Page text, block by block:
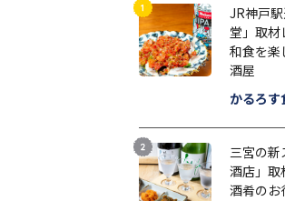
JR神戸
堂」取
和食を楽
酒屋
かるろす
三宮の新
酒店」取
酒肴のお